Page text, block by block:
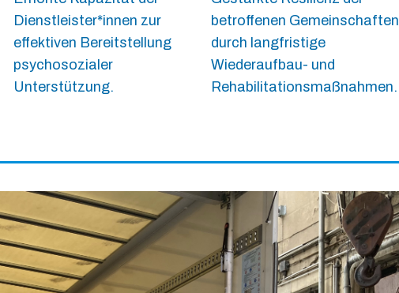
Dienstleister*innen zur
effektiven Bereitstellung
psychosozialer
Unterstützung.
betroffenen Gemeinschaften
durch langfristige
Wiederaufbau- und
Rehabilitationsmaßnahmen.